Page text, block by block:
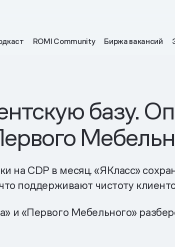
ROMI Community Биржа вакансий
базу.
на CDP в месяц. «ЯКласс»
поддерживают чистоту
и «Первого Мебельного»